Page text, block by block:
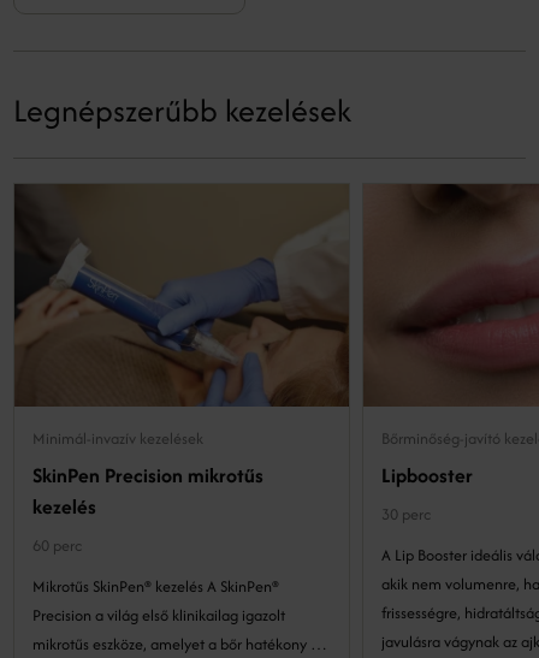
Legnépszerűbb kezelések
Minimál-invazív kezelések
SkinPen Precision mikrotűs
kezelés
60 perc
Mikrotűs SkinPen® kezelés A SkinPen®
Precision a világ első klinikailag igazolt
mikrotűs eszköze, amelyet a bőr hatékony és
Bőrminőség-javító
Lipbooster
30 perc
A Lip Booster ideális
akik nem volumenre,
frissességre, hidratáltságra és
javulásra vágynak az